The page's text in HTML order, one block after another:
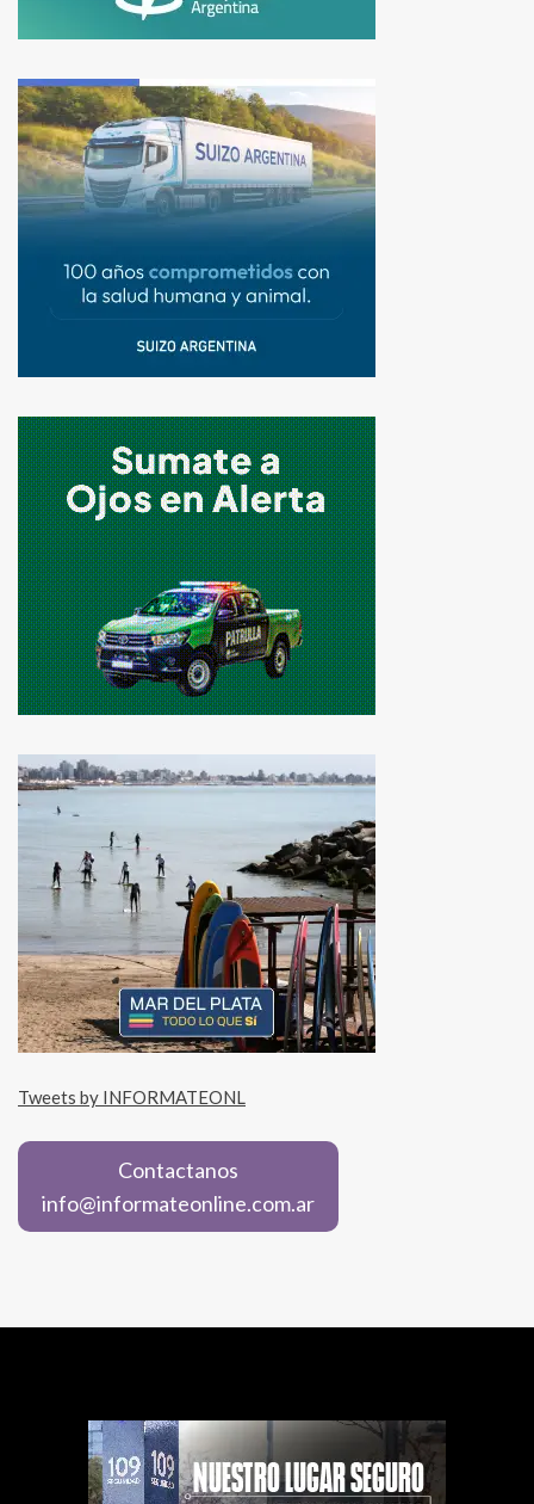
Tweets by INFORMATEONL
Contactanos
info@informateonline.com.ar